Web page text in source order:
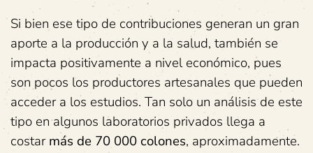
Si bien ese tipo de contribuciones generan un gran
aporte a la producción y a la salud, también se
impacta positivamente a nivel económico, pues
son pocos los productores artesanales que pueden
acceder a los estudios. Tan solo un análisis de este
tipo en algunos laboratorios privados llega a
costarmás de 70 000 colones, aproximadamente.